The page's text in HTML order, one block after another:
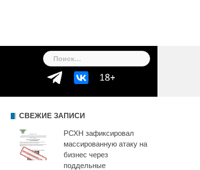
Найти:
СВЕЖИЕ ЗАПИСИ
РСХН зафиксировал
массированную атаку на
бизнес через
поддельные